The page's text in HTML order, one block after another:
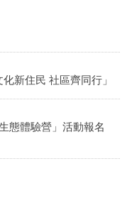
新住民 社區齊同行」
態體驗營」活動報名